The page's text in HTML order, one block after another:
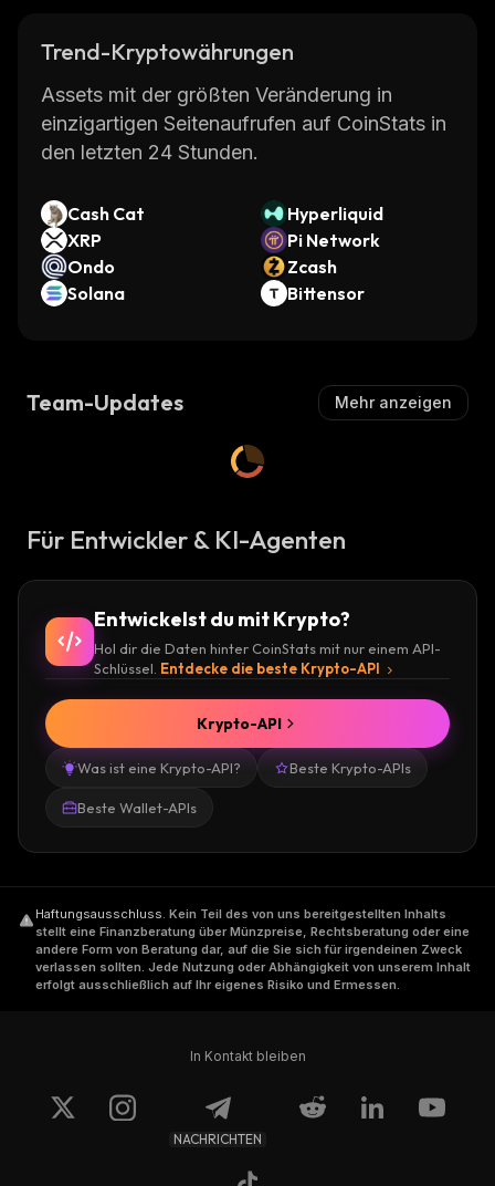
Trend-Kryptowährungen
Assets mit der größten Veränderung in
einzigartigen Seitenaufrufen auf CoinStats in
den letzten 24 Stunden.
Cash Cat
Hyperliquid
XRP
Pi Network
Ondo
Zcash
Solana
Bittensor
Team-Updates Mehr anzeigen
Für Entwickler & KI-Agenten
Entwickelst du mit Krypto?
Hol dir die Daten hinter CoinStats mit nur einem API-
Schlüssel. Entdecke die beste Krypto-API
Was ist eine Krypto-API? Beste Krypto-APIs
Beste Wallet-APIs
Krypto-API
Haftungsausschluss. Kein Teil des von uns bereitgestellten Inhalts
stellt eine Finanzberatung über Münzpreise, Rechtsberatung oder eine
andere Form von Beratung dar, auf die Sie sich für irgendeinen Zweck
verlassen sollten. Jede Nutzung oder Abhängigkeit von unserem Inhalt
erfolgt ausschließlich auf Ihr eigenes Risiko und Ermessen.
In Kontakt bleiben
NACHRICHTEN